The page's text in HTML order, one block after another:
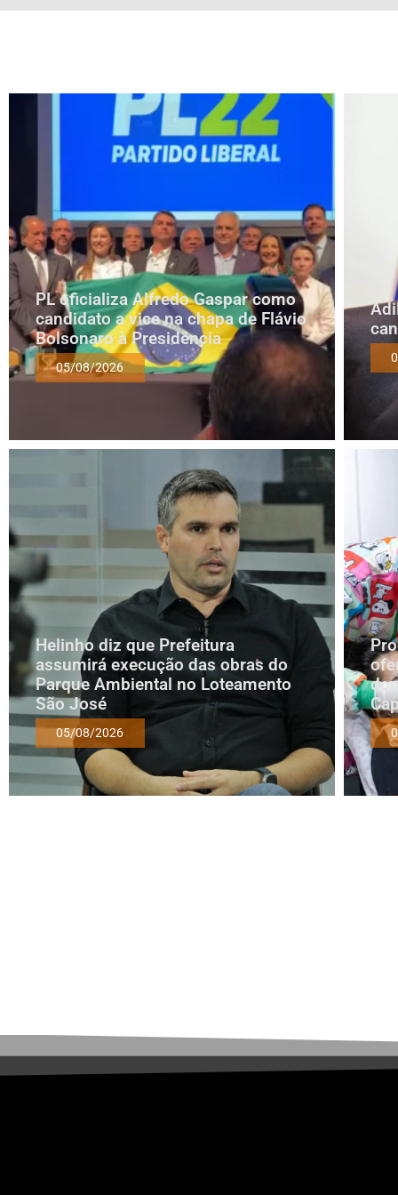
PL oficializa Alfredo Gaspar como
candidato a vice na chapa de Flávio
Bolsonaro à Presidência
05/08/2026
Helinho diz que Prefeitura
assumirá execução das obras do
Parque Ambiental no Loteamento
São José
05/08/2026